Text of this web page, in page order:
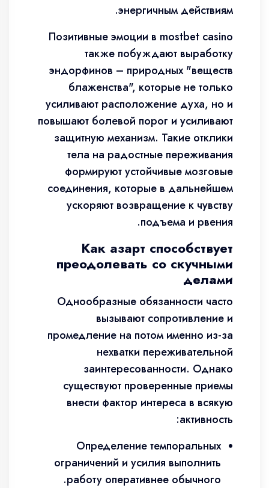
энергичным действиям.
Позитивные эмоции в mostbet casino
также побуждают выработку
эндорфинов – природных "веществ
блаженства", которые не только
усиливают расположение духа, но и
повышают болевой порог и усиливают
защитную механизм. Такие отклики
тела на радостные переживания
формируют устойчивые мозговые
соединения, которые в дальнейшем
ускоряют возвращение к чувству
подъема и рвения.
Как азарт способствует
преодолевать со скучными
делами
Однообразные обязанности часто
вызывают сопротивление и
промедление на потом именно из-за
нехватки переживательной
заинтересованности. Однако
существуют проверенные приемы
внести фактор интереса в всякую
активность:
Определение темпоральных
ограничений и усилия выполнить
работу оперативнее обычного.